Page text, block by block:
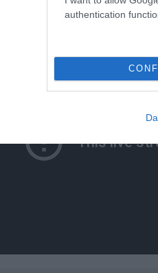
authentication
επειδή προέχει η